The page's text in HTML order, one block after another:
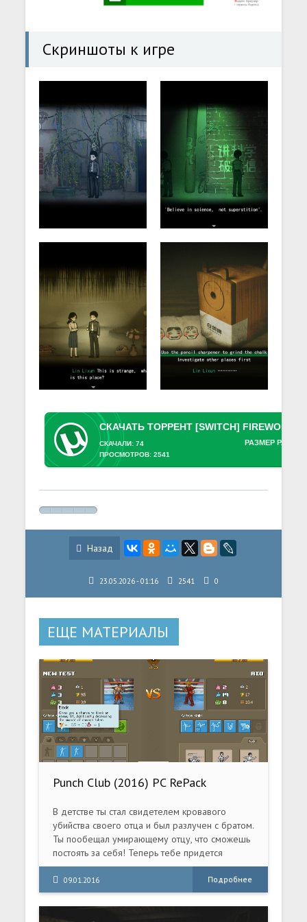
Скриншоты к игре
РАЗМЕР
СКАЧАЛИ: 74
ПРОСМОТРОВ: 2541
Назад
23.05.2026 - 01:16 2541 0
ЕЩЕ МАТЕРИАЛЫ
Punch Club (2016) PC RePack
В детстве ты стал свидетелем кровавого
убийства своего отца и был разлучен с братом.
Ты пообещал умирающему отцу, что сможешь
постоять за себя! Теперь тебе придется
усиленно тренироваться, есть стейки и
прокладывать своими кулаками себе путь на
вершину бойцовской карьеры. Ну и конечно,
найти убийцу отца и отомстить.Punch Club - это
09.01.2016 Подробнее